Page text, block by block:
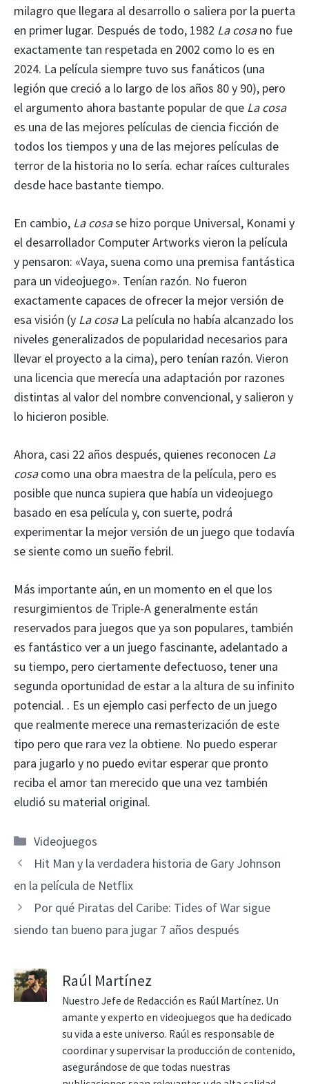
milagro que llegara al desarrollo o saliera por la puerta
en primer lugar. Después de todo, 1982 La cosano fue
exactamente tan respetada en 2002 como lo es en
2024. La película siempre tuvo sus fanáticos (una
legión que creció a lo largo de los años 80 y 90), pero
el argumento ahora bastante popular de que La cosa
es una de las mejores películas de ciencia ficción de
todos los tiempos y una de las mejores películas de
terror de la historia no lo sería. echar raíces culturales
desde hace bastante tiempo.
En cambio, La cosase hizo porque Universal, Konami y
el desarrollador Computer Artworks vieron la película
y pensaron: «Vaya, suena como una premisa fantástica
para un videojuego». Tenían razón. No fueron
exactamente capaces de ofrecer la mejor versión de
esa visión (y La cosa La película no había alcanzado los
niveles generalizados de popularidad necesarios para
llevar el proyecto a la cima), pero tenían razón. Vieron
una licencia que merecía una adaptación por razones
distintas al valor del nombre convencional, y salieron y
lo hicieron posible.
Ahora, casi 22 años después, quienes reconocen La
cosacomo una obra maestra de la película, pero es
posible que nunca supiera que había un videojuego
basado en esa película y, con suerte, podrá
experimentar la mejor versión de un juego que todavía
se siente como un sueño febril.
Más importante aún, en un momento en el que los
resurgimientos de Triple-A generalmente están
reservados para juegos que ya son populares, también
es fantástico ver a un juego fascinante, adelantado a
su tiempo, pero ciertamente defectuoso, tener una
segunda oportunidad de estar a la altura de su infinito
potencial. . Es un ejemplo casi perfecto de un juego
que realmente merece una remasterización de este
tipo pero que rara vez la obtiene. No puedo esperar
para jugarlo y no puedo evitar esperar que pronto
reciba el amor tan merecido que una vez también
eludió su material original.
Categorías
Videojuegos
Hit Man y la verdadera historia de Gary Johnson
en la película de Netflix
Por qué Piratas del Caribe: Tides of War sigue
siendo tan bueno para jugar 7 años después
Raúl Martínez
Nuestro Jefe de Redacción es Raúl Martínez. Un
amante y experto en videojuegos que ha dedicado
su vida a este universo. Raúl es responsable de
coordinar y supervisar la producción de contenido,
asegurándose de que todas nuestras